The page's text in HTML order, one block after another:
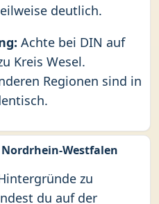
deutlich.
Achte bei DIN auf
Kreis Wesel.
Regionen sind in
Westfalen
zu
du auf der